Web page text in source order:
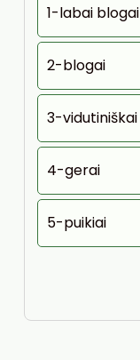
1-labai blogai
2-blogai
3-vidutiniškai
4-gerai
5-puikiai